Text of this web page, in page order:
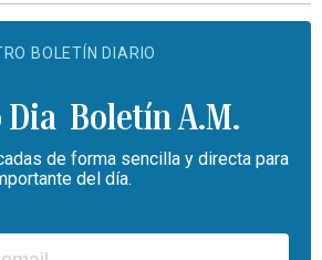
BOLETÍN DIARIO
Boletín A.M.
de forma sencilla y directa para
del día.